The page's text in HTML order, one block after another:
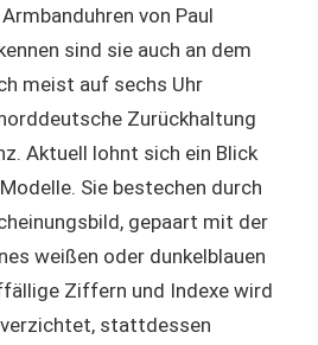
von Paul
sind sie auch an dem
meist auf sechs Uhr
Zurückhaltung
Aktuell lohnt sich ein Blick
Sie bestechen durch
gepaart mit der
weißen oder dunkelblauen
Ziffern und Indexe wird
stattdessen